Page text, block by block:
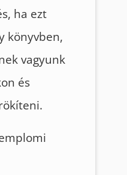
ha ezt
könyvben,
vagyunk
és